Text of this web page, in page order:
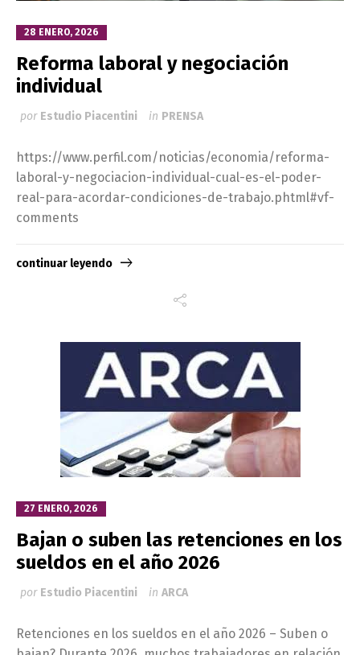
28 ENERO, 2026
Reforma laboral y negociación
individual
por Estudio Piacentini in PRENSA
https://www.perfil.com/noticias/economia/reforma-
laboral-y-negociacion-individual-cual-es-el-poder-
real-para-acordar-condiciones-de-trabajo.phtml#vf-
comments
continuar leyendo
27 ENERO, 2026
Bajan o suben las retenciones en los
sueldos en el año 2026
por Estudio Piacentini in ARCA
Retenciones en los sueldos en el año 2026 – Suben o